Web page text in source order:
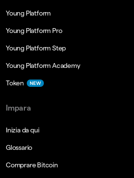
Young Platform
Young Platform Pro
Young Platform Step
Young Platform Academy
Token NEW
Impara
Inizia da qui
Glossario
Comprare Bitcoin